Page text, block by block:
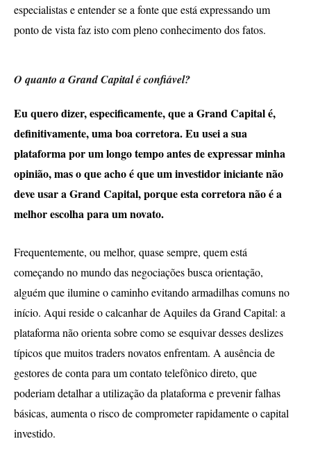
especialistas e entender se a fonte que está expressando um
ponto de vista faz isto com pleno conhecimento dos fatos.
O quanto a Grand Capital é confiável?
Eu quero dizer, especificamente, que a Grand Capital é,
definitivamente, uma boa corretora. Eu usei a sua
plataforma por um longo tempo antes de expressar minha
opinião, mas o que acho é que um investidor iniciante não
deve usar a Grand Capital, porque esta corretora não é a
melhor escolha para um novato.
Frequentemente, ou melhor, quase sempre, quem está
começando no mundo das negociações busca orientação,
alguém que ilumine o caminho evitando armadilhas comuns no
início. Aqui reside o calcanhar de Aquiles da Grand Capital: a
plataforma não orienta sobre como se esquivar desses deslizes
típicos que muitos traders novatos enfrentam. A ausência de
gestores de conta para um contato telefônico direto, que
poderiam detalhar a utilização da plataforma e prevenir falhas
básicas, aumenta o risco de comprometer rapidamente o capital
investido.